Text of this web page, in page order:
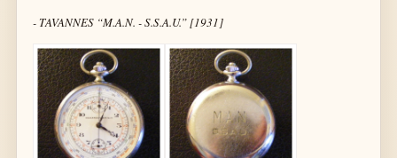
- TAVANNES “M.A.N. - S.S.A.U.” [1931]